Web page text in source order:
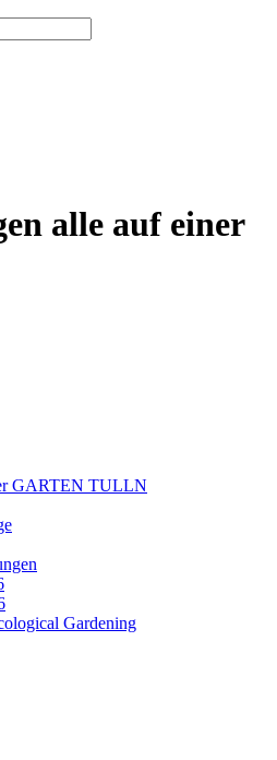
alle auf einer
GARTEN TULLN
Gardening